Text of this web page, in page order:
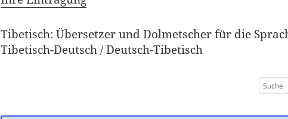
Tibetisch: Übersetzer und Dolmetscher für die
Tibetisch-Deutsch / Deutsch-Tibetisch